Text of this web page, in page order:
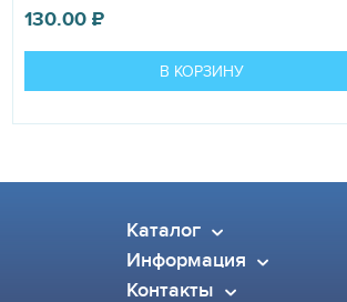
130.00₽
В КОРЗИНУ
Каталог
Информация
Контакты